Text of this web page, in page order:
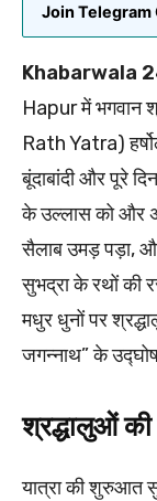
Join Telegram
Khabarwala
Hapur में भगवान
Rath Yatra)
बूंदाबांदी और पूरे
के उल्लास को और
सैलाब उमड़ पड़ा,
सुभद्रा के रथों की
मधुर धुनों पर
जगन्नाथ” के उद्घोष
श्रद्धालुओं
यात्रा की शुरुआत